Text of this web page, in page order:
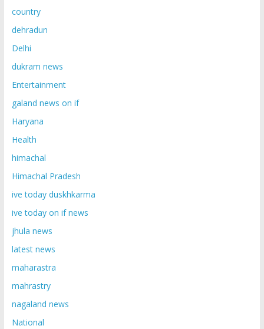
country
dehradun
Delhi
dukram news
Entertainment
galand news on if
Haryana
Health
himachal
Himachal Pradesh
ive today duskhkarma
ive today on if news
jhula news
latest news
maharastra
mahrastry
nagaland news
National